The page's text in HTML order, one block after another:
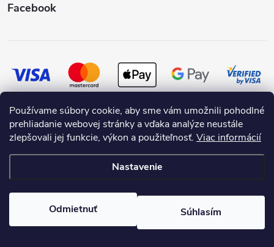
Používame súbory cookie, aby sme vám umožnili pohodlné
prehliadanie webovej stránky a vďaka analýze neustále
zlepšovali jej funkcie, výkon a použiteľnosť. Viac informácií
Nastavenie
Odmietnuť Súhlasím
Facebook
SKRASLIMDOM.SK. Všetky práva vyhradené.